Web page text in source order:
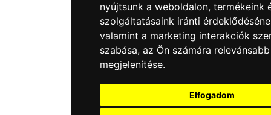
nyújtsunk a weboldalon, termékeink
szolgáltatásaink iránti
valamint a marketing interakciók
szabása, az Ön számára
megjelenítése.
Elfogadom